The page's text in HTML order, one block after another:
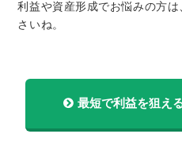
利益や資産形成でお悩みの方
さいね。
最短で利益を狙え